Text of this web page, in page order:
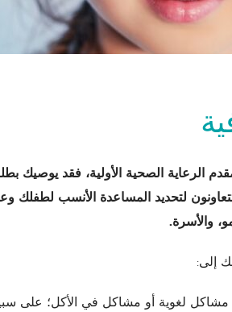
الرعاية الصحية الأولية، فقد يوصيك
لتحديد المساعدة الأنسب لطفلك
والأسرة.
إلى:
لغوية أو مشاكل في الأكل؛ على